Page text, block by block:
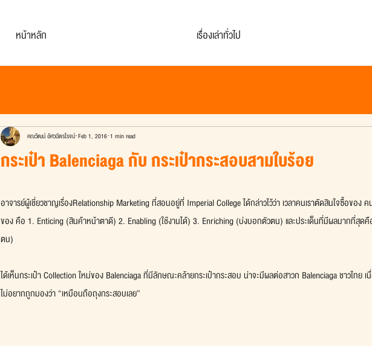
หน้าหลัก เรื่องเล่าทั่วไป
กระเป๋า Balenciaga กับ กระเป๋ากระสอบสามใบร้อย
คณวัฒน์ อัศวฉัตรโรจน์ Feb 1, 2016 1 min read
อาจารย์ผู้เชี่ยวชาญเรื่องRelationship Marketing ที่สอนอยู่ที่ Imperial College ได้กล่าวไว้ว่า เวลาคนเราตัดสินใจซื้อของ ค
ของ คือ 1. Enticing (สินค้าหน้าตาดี) 2. Enabling (ใช้งานได้) 3. Enriching (บ่งบอกตัวตน) และประเด็นที่มีผลมากที่สุด
ตน)
ได้เห็นกระเป๋า Collection ใหม่ของ Balenciaga ที่มีลักษณะคล้ายกระเป๋ากระสอบ น่าจะมีผลต่อสาวก Balenciaga ชาวไทย
ไม่อยากถูกมองว่า “เหมือนถือถุงกระสอบเลย”